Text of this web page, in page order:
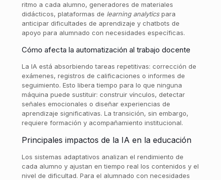
ritmo a cada alumno, generadores de materiales
didácticos, plataformas de learning analyticspara
anticipar dificultades de aprendizaje y chatbots de
apoyo para alumnado con necesidades específicas.
Cómo afecta la automatización al trabajo docente
La IA está absorbiendo tareas repetitivas: corrección de
exámenes, registros de calificaciones o informes de
seguimiento. Esto libera tiempo para lo que ninguna
máquina puede sustituir: construir vínculos, detectar
señales emocionales o diseñar experiencias de
aprendizaje significativas. La transición, sin embargo,
requiere formación y acompañamiento institucional.
Principales impactos de la IA en la educación
Los sistemas adaptativos analizan el rendimiento de
cada alumno y ajustan en tiempo real los contenidos y el
nivel de dificultad. Para el alumnado con necesidades